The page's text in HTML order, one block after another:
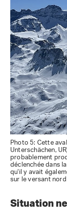
Photo 5: Cette
Unterschächen,
probablement
déclenchée dans
qu'il y avait
sur le versant
Situation